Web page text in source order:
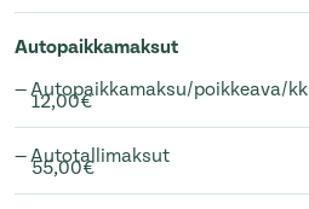
Autopaikkamaksut
— Autopaikkamaksu/poikkeava/kk
12,00€
— Autotallimaksut
55,00€